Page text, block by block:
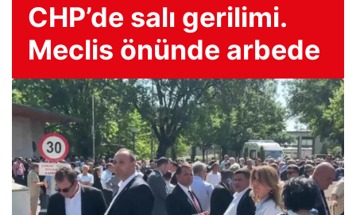
CHP’de salı gerilimi.
Meclis önünde arbede